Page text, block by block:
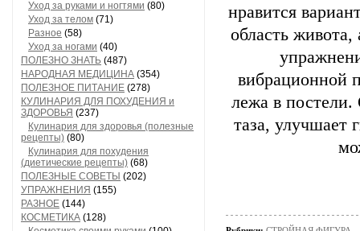
Уход за руками и ногтями (80)
Уход за телом (71)
Разное (58)
Уход за ногами (40)
ПОЛЕЗНО ЗНАТЬ (487)
НАРОДНАЯ МЕДИЦИНА (354)
ПОЛЕЗНОЕ ПИТАНИЕ (278)
КУЛИНАРИЯ ДЛЯ ПОХУДЕНИЯ и
ЗДОРОВЬЯ (237)
Кулинария для здоровья (полезные
рецепты) (80)
Кулинария для похудения
(диетические рецепты) (68)
ПОЛЕЗНЫЕ СОВЕТЫ (202)
УПРАЖНЕНИЯ (155)
РАЗНОЕ (144)
КОСМЕТИКА (128)
нравится
область
вибрационной
лежа в постели.
таза, улучшает